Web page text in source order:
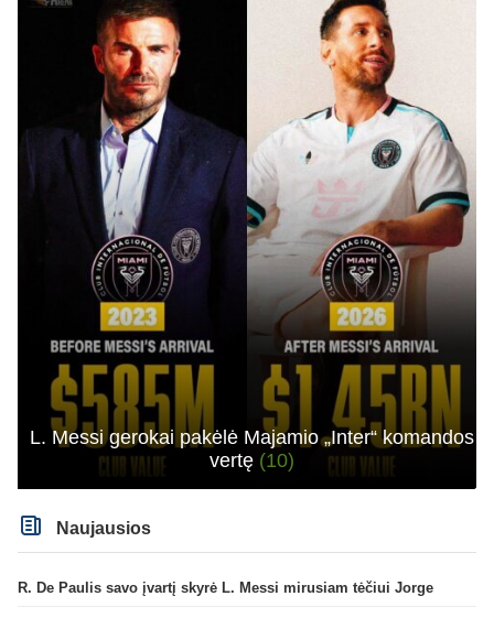
L. Messi gerokai pakėlė Majamio „Inter“ komandos
vertę (10)
Naujausios
R. De Paulis savo įvartį skyrė L. Messi mirusiam tėčiui Jorge